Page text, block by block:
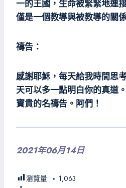
一的王國，生命被緊緊地連
僅是一個教導與被教導的關
禱告：
感謝耶穌，每天給我時間思
天可以多一點明白你的真道
寶貴的名禱告。阿們！
2021年06月14日
瀏覽量: 1,063